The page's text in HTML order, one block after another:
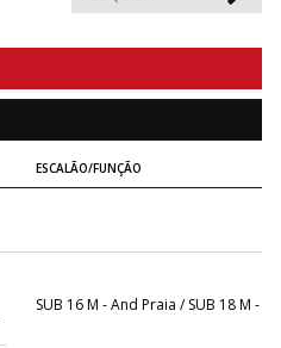
ESCALÃO/FUNÇÃO
SUB 16 M - And Praia / SUB 18 M -